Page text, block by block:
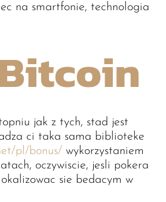
na smartfonie, technologia
jak z tych, stad jest
ci taka sama biblioteke
pl/bonus/ wykorzystaniem
oczywiscie, jesli pokera
sie bedacym w